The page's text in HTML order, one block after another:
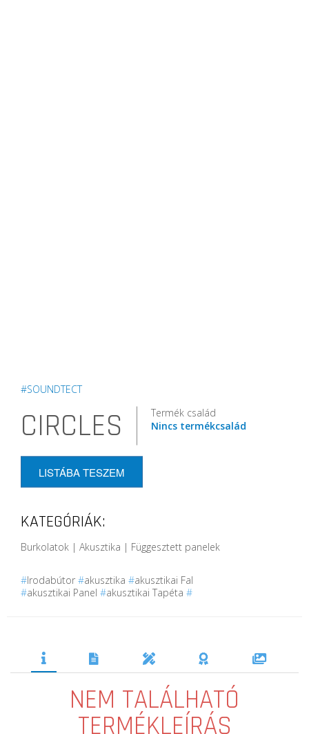
#SOUNDTECT
CIRCLES
Termék család
Nincs termékcsalád
LISTÁBA TESZEM
KATEGÓRIÁK:
Burkolatok | Akusztika | Függesztett panelek
#Irodabútor #akusztika #akusztikai Fal
#akusztikai Panel #akusztikai Tapéta #
NEM TALÁLHATÓ
TERMÉKLEÍRÁS